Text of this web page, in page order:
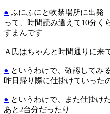
● ふにふにと軟禁場所に出発
って、時間読み違えて10分く
すまんです
Ａ氏はちゃんと時間通りに来
● というわけで、確認してみ
昨日帰り際に仕掛けていった
● というわけで、また仕掛け
あと2台分だったり